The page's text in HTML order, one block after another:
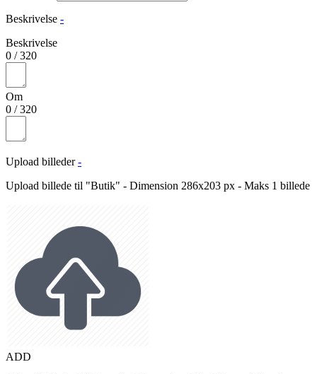
Beskrivelse -
Beskrivelse
0 /320
Om
0 /320
Upload billeder -
Upload billede til "Butik" - Dimension 286x203 px - Maks 1 billede
ADD